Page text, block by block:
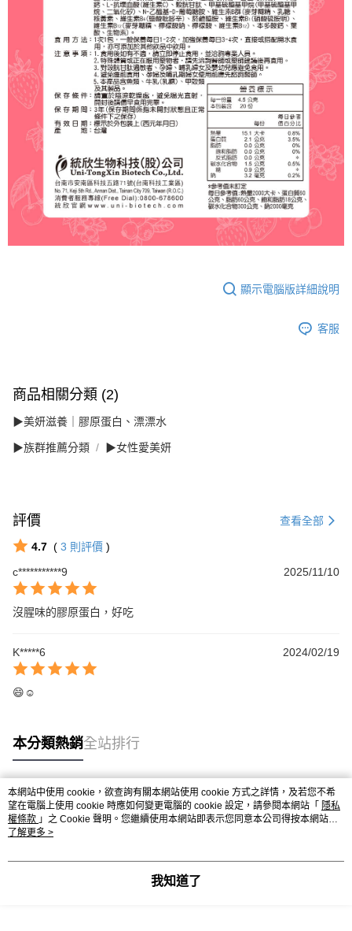
顯示電腦版詳細說明
客服
商品相關分類 (2)
▶美妍滋養｜膠原蛋白、漂漂水
▶族群推薦分類 ▶女性愛美妍
評價 查看全部
4.7 ( 3 則評價 )
c***********9
2025/11/10
沒腥味的膠原蛋白，好吃
K*****6 2024/02/19
😄☺️
本分類熱銷全站排行
熱門標籤
本網站中使用 cookie，欲查詢有關本網站使用 cookie 方式之詳情，及若您不希
望在電腦上使用 cookie 時應如何變更電腦的 cookie 設定，請參閱本網站「 隱私
權條款 」之 Cookie 聲明。您繼續使用本網站即表示您同意本公司得按本網站使
用條款之 Cookie 聲明使用 cookie。
了解更多 >
我知道了